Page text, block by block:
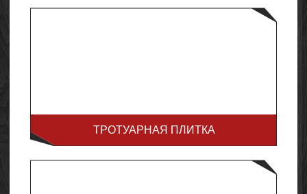
ТРОТУАРНАЯ ПЛИТКА